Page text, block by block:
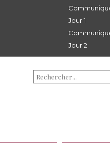
Jour 1
Jour 2